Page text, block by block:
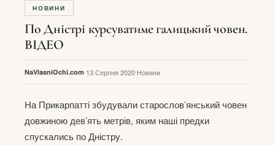
НОВИНИ
По Дністрі курсуватиме галицький човен.
ВІДЕО
NaVlasniOchi.com 13 Серпня 2020 Новини
На Прикарпатті збудували старослов’янський човен
довжиною дев’ять метрів, яким наші предки
спускались по Дністру.